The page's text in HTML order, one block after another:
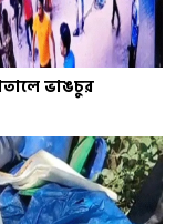
ভাঙচুর